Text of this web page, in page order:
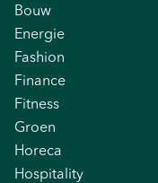
Bouw
Energie
Fashion
Finance
Fitness
Groen
Horeca
Hospitality